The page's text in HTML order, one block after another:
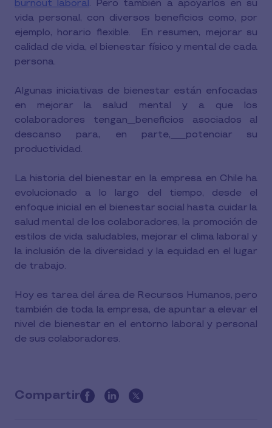
burnout laboral. Pero también a apoyarlos en su
vida personal, con diversos beneficios como, por
ejemplo, horario flexible. En resumen, mejorar su
calidad de vida, el bienestar físico y mental de cada
persona.
Algunas iniciativas de bienestar están enfocadas
en mejorar la salud mental y a que los
colaboradores tengan
beneficios asociados al
descanso para, en parte,
potenciar su
productividad.
La historia del bienestar en la empresa en Chile ha
evolucionado a lo largo del tiempo, desde el
enfoque inicial en el bienestar social hasta cuidar la
salud mental de los colaboradores, la promoción de
estilos de vida saludables, mejorar el clima laboral y
la inclusión de la diversidad y la equidad en el lugar
de trabajo.
Hoy es tarea del área de Recursos Humanos, pero
también de toda la empresa, de apuntar a elevar el
nivel de bienestar en el entorno laboral y personal
de sus colaboradores.
Compartir
this